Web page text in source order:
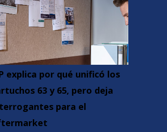
explica por qué unificó los
63 y 65, pero deja
para el